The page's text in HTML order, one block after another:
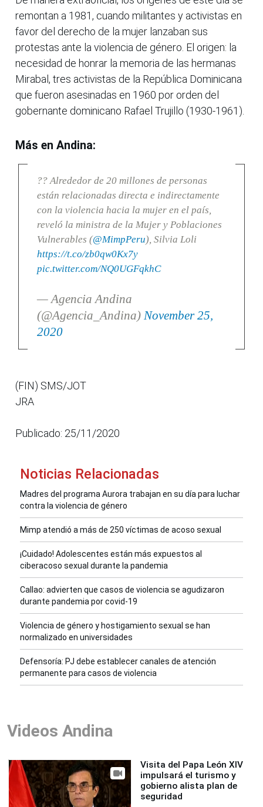
remontan a 1981, cuando militantes y activistas en
favor del derecho de la mujer lanzaban sus
protestas ante la violencia de género. El origen: la
necesidad de honrar la memoria de las hermanas
Mirabal, tres activistas de la República Dominicana
que fueron asesinadas en 1960 por orden del
gobernante dominicano Rafael Trujillo (1930-1961).
Más en Andina:
?? Alrededor de 20 millones de personas
están relacionadas directa e indirectamente
con la violencia hacia la mujer en el país,
reveló la ministra de la Mujer y Poblaciones
Vulnerables (@MimpPeru), Silvia Loli
https://t.co/zb0qw0Kx7y
pic.twitter.com/NQ0UGFqkhC
— Agencia Andina
(@Agencia_Andina) November 25,
2020
(FIN) SMS/JOT
JRA
Publicado: 25/11/2020
Noticias Relacionadas
Madres del programa Aurora trabajan en su día para luchar
contra la violencia de género
Mimp atendió a más de 250 víctimas de acoso sexual
¡Cuidado! Adolescentes están más expuestos al
ciberacoso sexual durante la pandemia
Callao: advierten que casos de violencia se agudizaron
durante pandemia por covid-19
Violencia de género y hostigamiento sexual se han
normalizado en universidades
Defensoría: PJ debe establecer canales de atención
permanente para casos de violencia
Videos Andina
Visita del Papa León XIV
impulsará el turismo y
gobierno alista plan de
seguridad